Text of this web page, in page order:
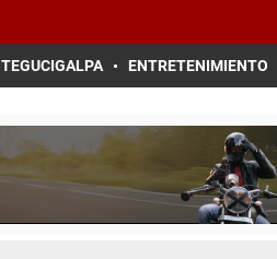
TEGUCIGALPA ENTRETENIMIENTO